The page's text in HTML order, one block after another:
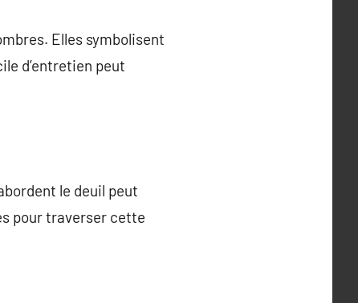
Elles symbolisent
d’entretien peut
le deuil peut
pour traverser cette